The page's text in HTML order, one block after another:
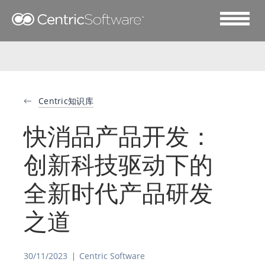
Centric知识库
快消品产品开发：
创新科技驱动下的
全新时代产品研发
之道
30/11/2023 Centric Software